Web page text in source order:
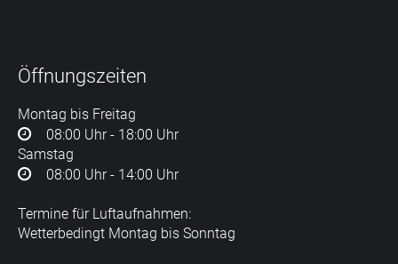
Öffnungszeiten
Montag bis Freitag
08:00 Uhr - 18:00 Uhr
Samstag
08:00 Uhr - 14:00 Uhr
Termine für Luftaufnahmen:
Wetterbedingt Montag bis Sonntag